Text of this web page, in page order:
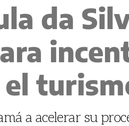
da
a acelerar su